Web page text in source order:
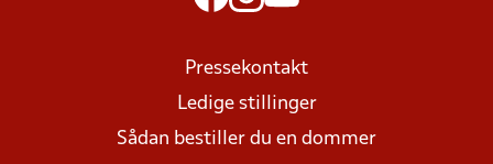
Pressekontakt
Ledige stillinger
Sådan bestiller du en dommer